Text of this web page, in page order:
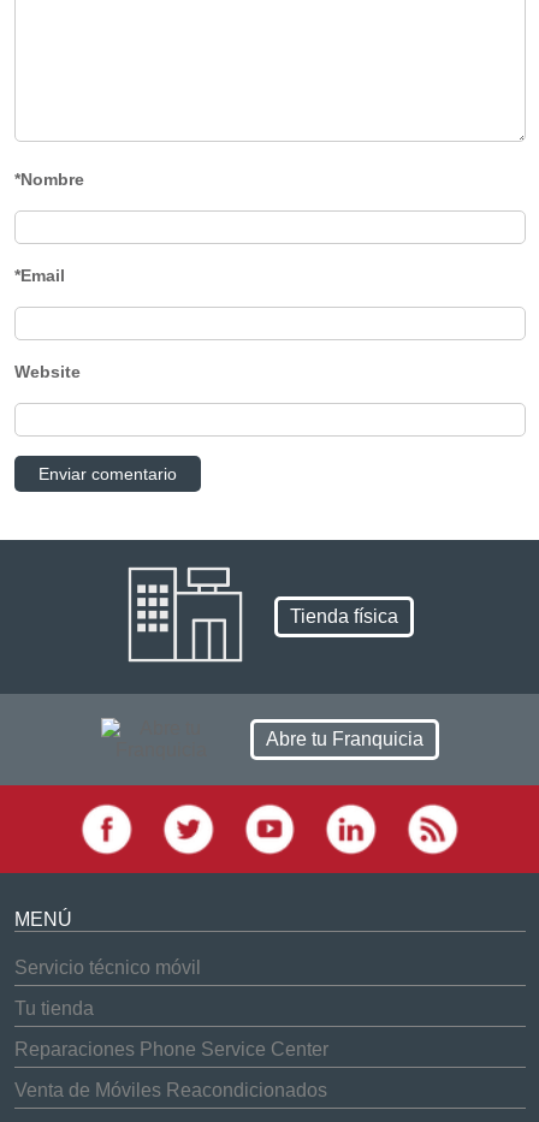
*Nombre
*Email
Website
Tienda física
Abre tu Franquicia
MENÚ
Servicio técnico móvil
Tu tienda
Reparaciones Phone Service Center
Venta de Móviles Reacondicionados